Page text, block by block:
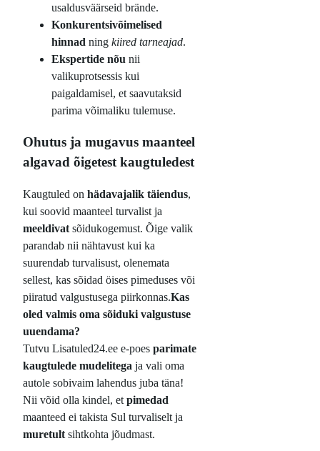
usaldusväärseid brände.
Konkurentsivõimelised
hinnad ning kiired tarneajad.
Ekspertide nõu nii
valikuprotsessis kui
paigaldamisel, et saavutaksid
parima võimaliku tulemuse.
Ohutus ja mugavus maanteel
algavad õigetest kaugtuledest
Kaugtuled on hädavajalik täiendus,
kui soovid maanteel turvalist ja
meeldivat sõidukogemust. Õige valik
parandab nii nähtavust kui ka
suurendab turvalisust, olenemata
sellest, kas sõidad öises pimeduses või
piiratud valgustusega piirkonnas.Kas
oled valmis oma sõiduki valgustuse
uuendama?
Tutvu Lisatuled24.ee e-poes parimate
kaugtulede mudelitega ja vali oma
autole sobivaim lahendus juba täna!
Nii võid olla kindel, et pimedad
maanteed ei takista Sul turvaliselt ja
muretult sihtkohta jõudmast.